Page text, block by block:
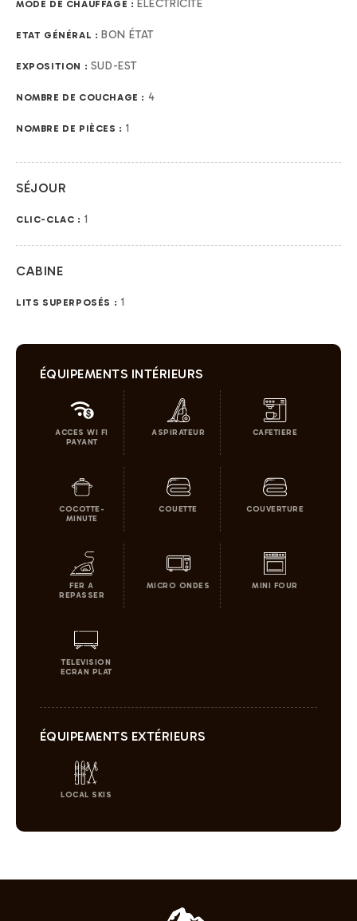
MODE DE CHAUFFAGE : ÉLECTRICITÉ
ETAT GÉNÉRAL : BON ÉTAT
EXPOSITION : SUD-EST
NOMBRE DE COUCHAGE : 4
NOMBRE DE PIÈCES : 1
SÉJOUR
CLIC-CLAC : 1
CABINE
LITS SUPERPOSÉS : 1
ÉQUIPEMENTS INTÉRIEURS
ACCES WI FI
PAYANT
ASPIRATEUR CAFETIERE
COCOTTE-
MINUTE
COUETTE COUVERTURE
FER A
REPASSER
MICRO ONDES MINI FOUR
TELEVISION
ECRAN PLAT
ÉQUIPEMENTS EXTÉRIEURS
LOCAL SKIS